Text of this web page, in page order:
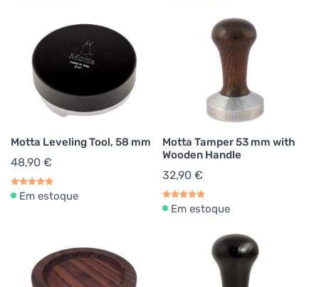
Motta Leveling Tool, 58 mm
48,90 €
Em estoque
Motta Tamper 53 mm with
Wooden Handle
32,90 €
Em estoque